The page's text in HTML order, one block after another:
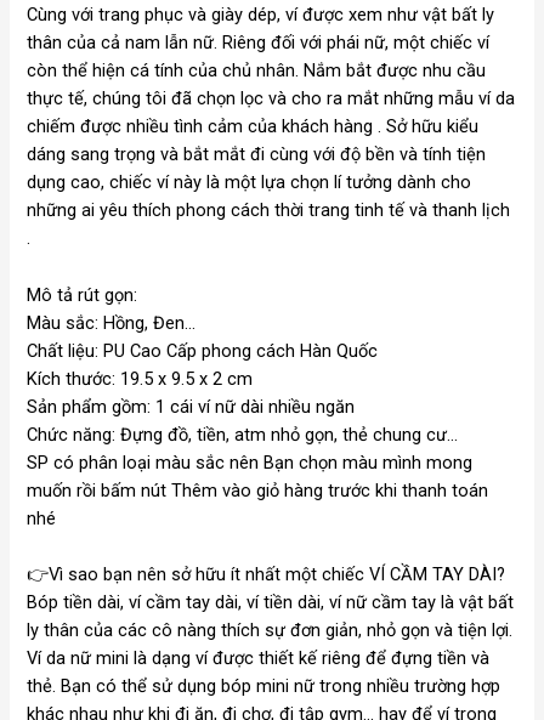
Cùng với trang phục và giày dép, ví được xem như vật bất ly
thân của cả nam lẫn nữ. Riêng đối với phái nữ, một chiếc ví
còn thể hiện cá tính của chủ nhân. Nắm bắt được nhu cầu
thực tế, chúng tôi đã chọn lọc và cho ra mắt những mẫu ví da
chiếm được nhiều tình cảm của khách hàng . Sở hữu kiểu
dáng sang trọng và bắt mắt đi cùng với độ bền và tính tiện
dụng cao, chiếc ví này là một lựa chọn lí tưởng dành cho
những ai yêu thích phong cách thời trang tinh tế và thanh lịch
.
Mô tả rút gọn:
Màu sắc: Hồng, Đen…
Chất liệu: PU Cao Cấp phong cách Hàn Quốc
Kích thước: 19.5 x 9.5 x 2 cm
Sản phẩm gồm: 1 cái ví nữ dài nhiều ngăn
Chức năng: Đựng đồ, tiền, atm nhỏ gọn, thẻ chung cư…
SP có phân loại màu sắc nên Bạn chọn màu mình mong
muốn rồi bấm nút Thêm vào giỏ hàng trước khi thanh toán
nhé
👉Vì sao bạn nên sở hữu ít nhất một chiếc VÍ CẦM TAY DÀI?
Bóp tiền dài, ví cầm tay dài, ví tiền dài, ví nữ cầm tay là vật bất
ly thân của các cô nàng thích sự đơn giản, nhỏ gọn và tiện lợi.
Ví da nữ mini là dạng ví được thiết kế riêng để đựng tiền và
thẻ. Bạn có thể sử dụng bóp mini nữ trong nhiều trường hợp
khác nhau như khi đi ăn, đi chợ, đi tập gym… hay để ví trong